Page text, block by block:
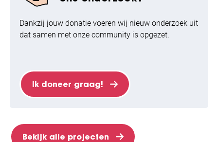
Dankzij jouw donatie voeren wij nieuw onderzoek uit
dat samen met onze community is opgezet.
Ik doneer graag!
Bekijk alle projecten